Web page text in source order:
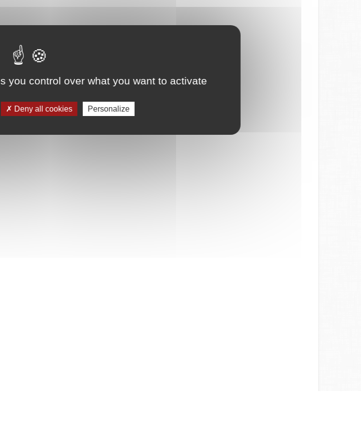
you control over what you want to activate
Deny all cookies Personalize